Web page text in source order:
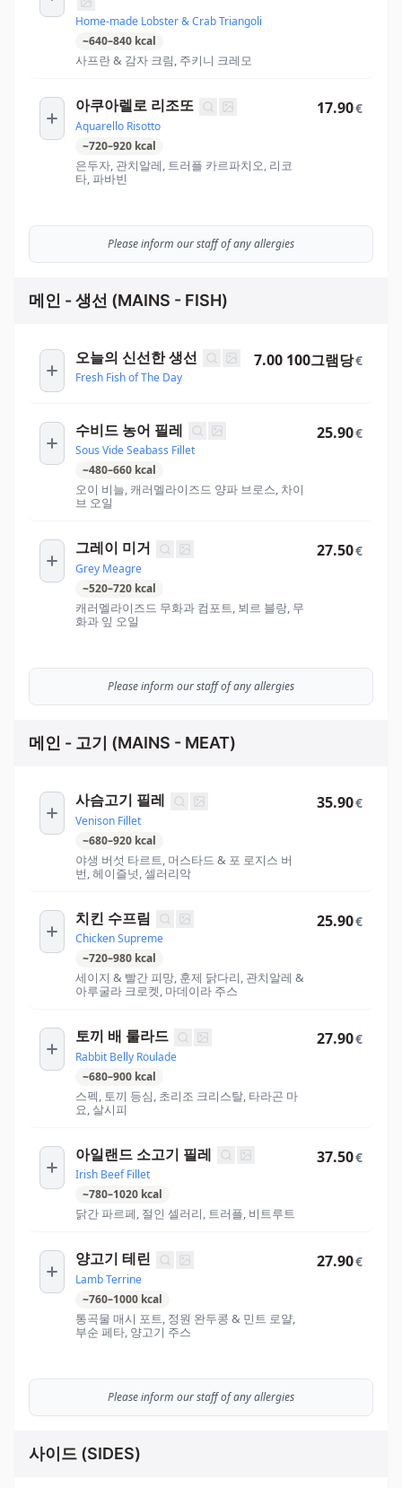
Home-made Lobster & Crab Triangoli
~640–840 kcal
사프란 & 감자 크림, 주키니 크레모
아쿠아렐로 리조또
Aquarello Risotto
~720–920 kcal
은두자, 관치알레, 트러플 카르파치오, 리코
타, 파바빈
17.90€
Please inform our staff of any allergies
메인 - 생선 (MAINS - FISH)
오늘의 신선한 생선
Fresh Fish of The Day
7.00 100그램당€
수비드 농어 필레
Sous Vide Seabass Fillet
~480–660 kcal
오이 비늘, 캐러멜라이즈드 양파 브로스, 차이
브 오일
25.90€
그레이 미거
Grey Meagre
~520–720 kcal
캐러멜라이즈드 무화과 컴포트, 뵈르 블랑, 무
화과 잎 오일
27.50€
Please inform our staff of any allergies
메인 - 고기 (MAINS - MEAT)
사슴고기 필레
Venison Fillet
~680–920 kcal
야생 버섯 타르트, 머스타드 & 포 로지스 버
번, 헤이즐넛, 셀러리악
35.90€
치킨 수프림
Chicken Supreme
~720–980 kcal
세이지 & 빨간 피망, 훈제 닭다리, 관치알레 &
아루굴라 크로켓, 마데이라 주스
25.90€
토끼 배 룰라드
Rabbit Belly Roulade
~680–900 kcal
스펙, 토끼 등심, 초리조 크리스탈, 타라곤 마
요, 살시피
27.90€
아일랜드 소고기 필레
Irish Beef Fillet
~780–1020 kcal
닭간 파르페, 절인 셀러리, 트러플, 비트루트
37.50€
양고기 테린
Lamb Terrine
~760–1000 kcal
통곡물 매시 포트, 정원 완두콩 & 민트 로얄,
부순 페타, 양고기 주스
27.90€
Please inform our staff of any allergies
사이드 (SIDES)